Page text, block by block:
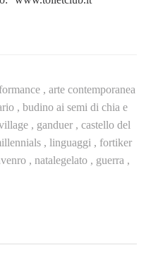
, arte contemporanea
, budino ai semi di chia e
, ganduer , castello del
, linguaggi , fortiker
, natalegelato , guerra ,